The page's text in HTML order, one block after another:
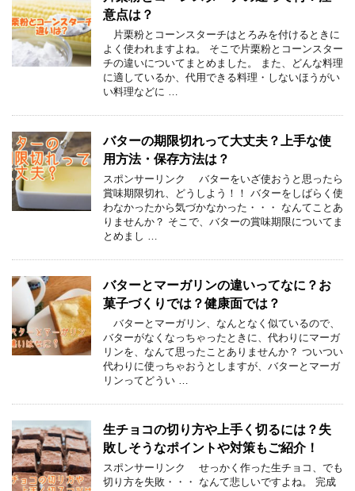
意点は？
片栗粉とコーンスターチはとろみを付けるときに
よく使われますよね。 そこで片栗粉とコーンスター
チの違いについてまとめました。 また、どんな料理
に適しているか、代用できる料理・しないほうがい
い料理などに …
バターの期限切れって大丈夫？上手な使
用方法・保存方法は？
スポンサーリンク バターをいざ使おうと思ったら
賞味期限切れ、どうしよう！！ バターをしばらく使
わなかったから気づかなかった・・・ なんてことあ
りませんか？ そこで、バターの賞味期限についてま
とめまし …
バターとマーガリンの違いってなに？お
菓子づくりでは？健康面では？
バターとマーガリン、なんとなく似ているので、
バターがなくなっちゃったときに、代わりにマーガ
リンを、なんて思ったことありませんか？ ついつい
代わりに使っちゃおうとしますが、バターとマーガ
リンってどうい …
生チョコの切り方や上手く切るには？失
敗しそうなポイントや対策もご紹介！
スポンサーリンク せっかく作った生チョコ、でも
切り方を失敗・・・ なんて悲しいですよね。 完成